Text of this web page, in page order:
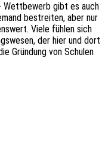
Wett­be­werb gibt es auch
bestrei­ten, aber nur
Viele fühlen sich
der hier und dort
Grün­dung von Schu­len